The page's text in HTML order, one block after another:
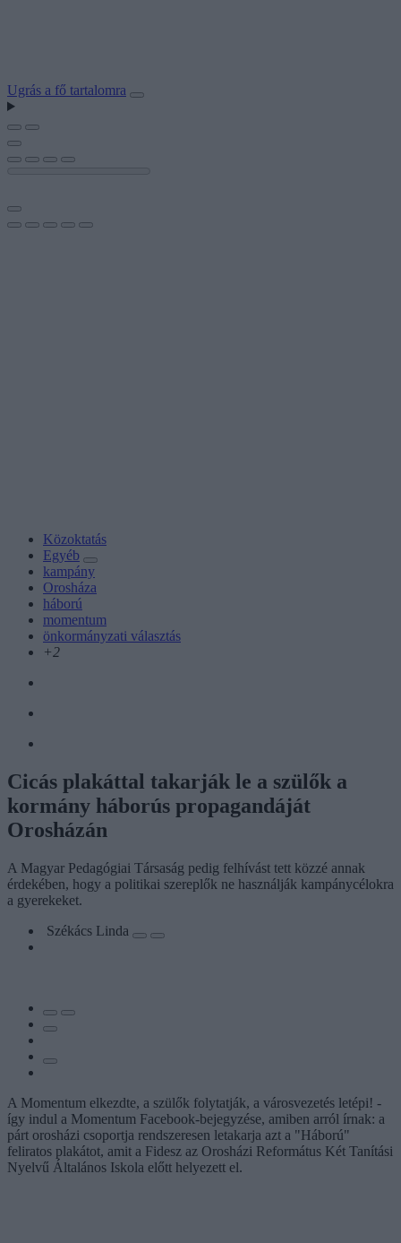
Ugrás a fő tartalomra
Közoktatás
Egyéb
kampány
Orosháza
háború
momentum
önkormányzati választás
+2
Cicás plakáttal takarják le a szülők a
kormány háborús propagandáját
Orosházán
A Magyar Pedagógiai Társaság pedig felhívást tett közzé annak
érdekében, hogy a politikai szereplők ne használják kampánycélokra
a gyerekeket.
Székács Linda
A Momentum elkezdte, a szülők folytatják, a városvezetés letépi! -
így indul a Momentum Facebook-bejegyzése, amiben arról írnak: a
párt orosházi csoportja rendszeresen letakarja azt a "Háború"
feliratos plakátot, amit a Fidesz az Orosházi Református Két Tanítási
Nyelvű Általános Iskola előtt helyezett el.